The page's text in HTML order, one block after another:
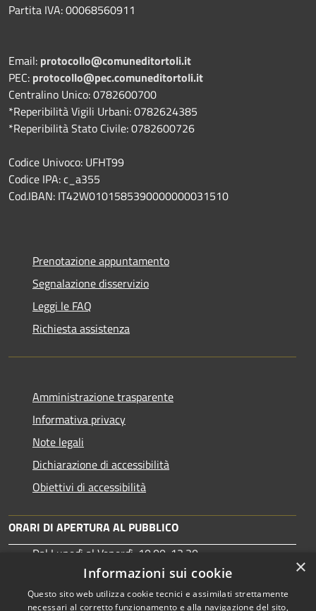
Partita IVA: 00068560911
Email: protocollo@comuneditortoli.it
PEC: protocollo@pec.comuneditortoli.it
Centralino Unico: 0782600700
*Reperibilità Vigili Urbani: 0782624385
*Reperibilità Stato Civile: 0782600726
Codice Univoco: UFHT99
Codice IPA: c_a355
Cod.IBAN: IT42W0101585390000000031510
Prenotazione appuntamento
Segnalazione disservizio
Leggi le FAQ
Richiesta assistenza
Amministrazione trasparente
Informativa privacy
Note legali
Dichiarazione di accessibilità
Obiettivi di accessibilità
ORARI DI APERTURA AL PUBBLICO
Dal Lunedì al Venerdì: 10:00-13:30
Martedì: 15:30-17:00
×
Informazioni sui cookie
Questo sito web utilizza cookie tecnici e assimilati strettamente
necessari al corretto funzionamento e alla navigazione del sito,